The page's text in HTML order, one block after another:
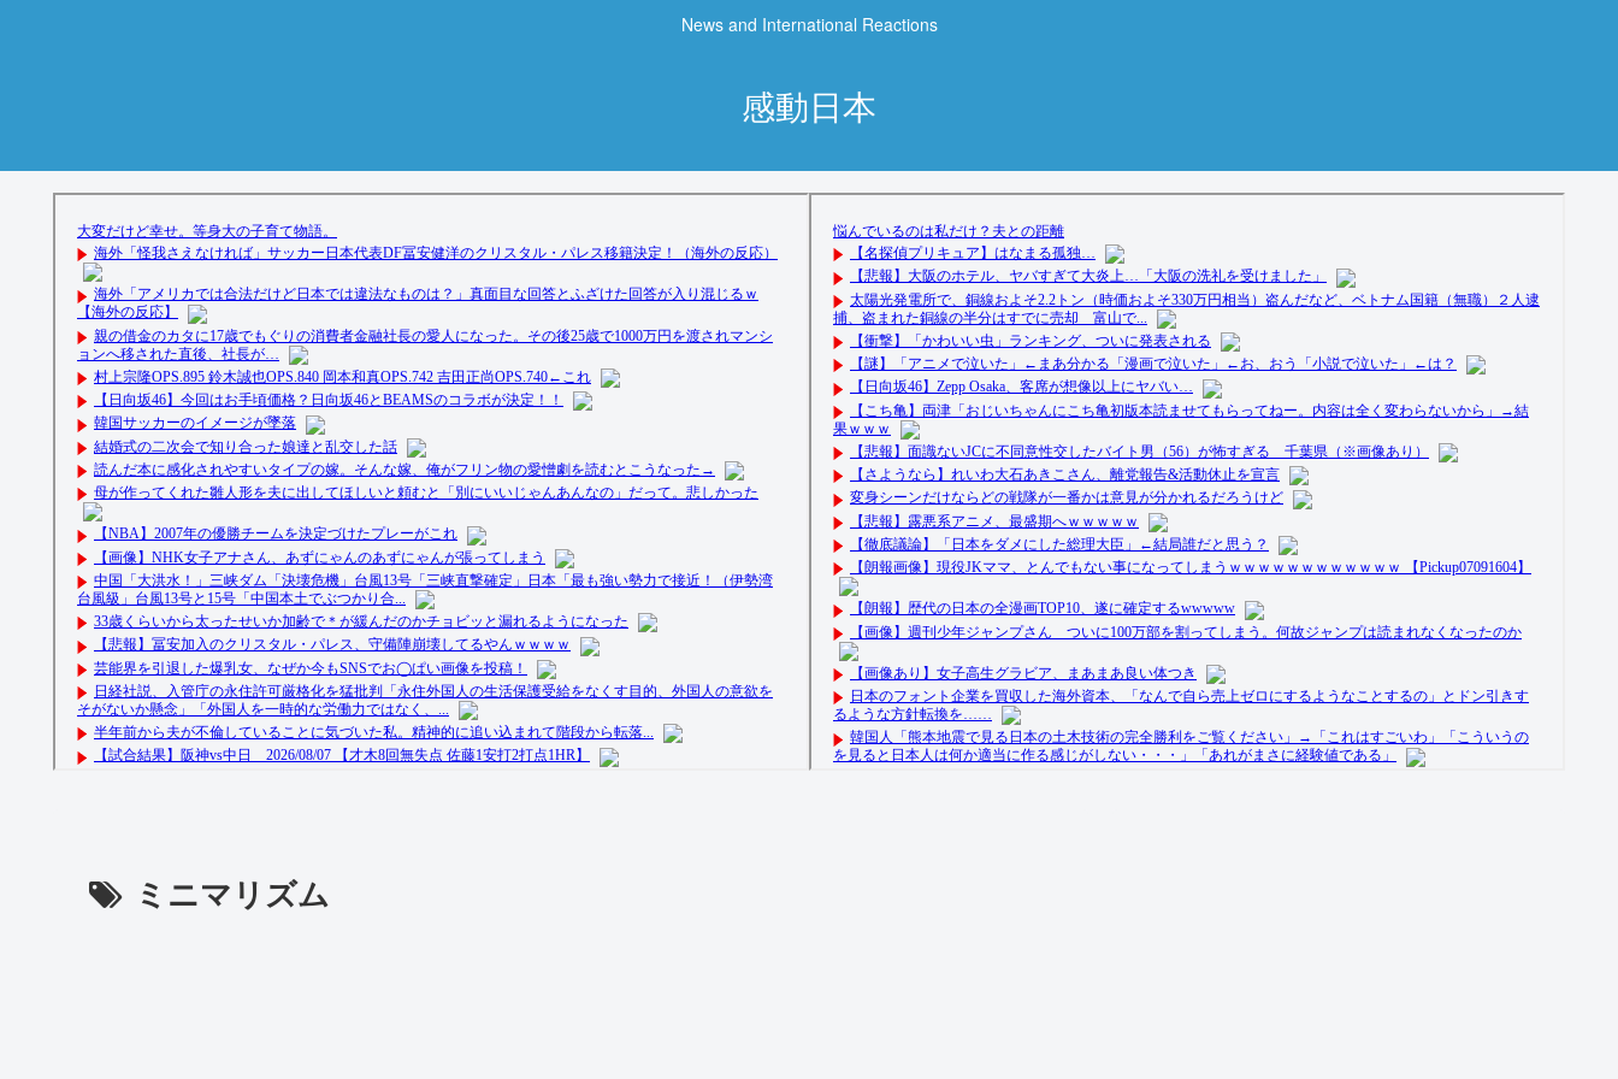
News and International Reactions
感動日本
ミニマリズム